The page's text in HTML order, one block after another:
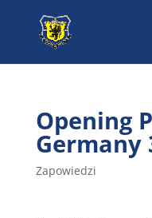
Opening
Germany
Zapowiedzi